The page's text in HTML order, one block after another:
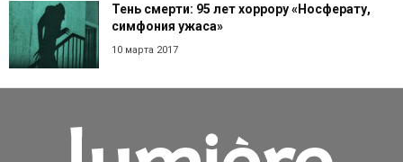
Тень смерти: 95 лет хоррору «Носферату,
симфония ужаса»
10 марта 2017